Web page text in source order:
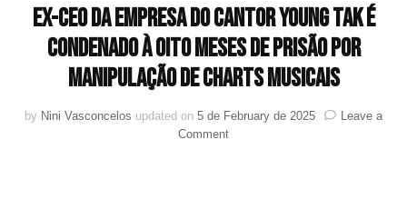
Ex-CEO da empresa do cantor Young Tak é
condenado à oito meses de prisão por
manipulação de charts musicais
by Nini Vasconcelos updated on 5 de February de 2025
Leave a
Commenton